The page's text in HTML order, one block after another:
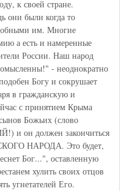
к своей стране.
они были когда то
им. Многие
а есть и намеренные
России. Наш народ
- неоднократно
Богу и сокрушает
в гражданскую и
с принятием Крыма
Божьих (слово
и он должен закончиться
НАРОДА. Это будет,
Бог...", оставленную
хулить своих отцов
угнетателей Его.